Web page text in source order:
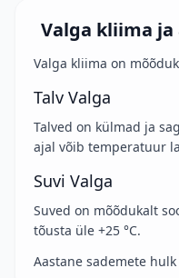
Valga kliima
Valga kliima on
Talv Valga
Talved on külmad ja
ajal võib temperatuur
Suvi Valga
Suved on mõõdukalt
tõusta üle +25 °C.
Aastane sademete